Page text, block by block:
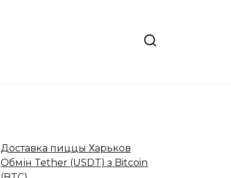
Доставка пиццы Харьков
Обмін Tether (USDT) з Bitcoin